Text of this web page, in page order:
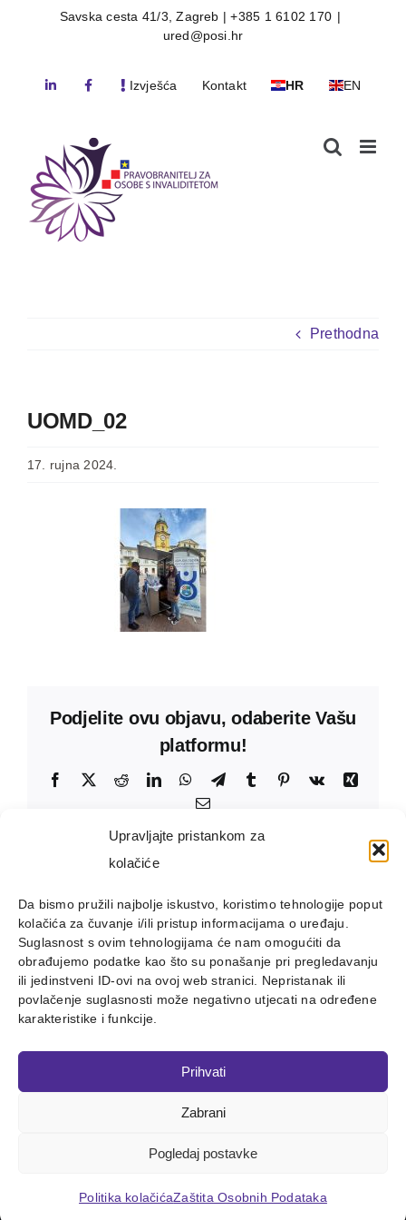
Upravljajte pristankom za
kolačiće
Da bismo pružili najbolje iskustvo, koristimo tehnologije poput
kolačića za čuvanje i/ili pristup informacijama o uređaju.
Suglasnost s ovim tehnologijama će nam omogućiti da
obrađujemo podatke kao što su ponašanje pri pregledavanju
ili jedinstveni ID-ovi na ovoj web stranici. Nepristanak ili
povlačenje suglasnosti može negativno utjecati na određene
karakteristike i funkcije.
Prihvati
Zabrani
Pogledaj postavke
Politika kolačićaZaštita Osobnih Podataka
Savska cesta 41/3, Zagreb | +385 1 6102 170 |
ured@posi.hr
Izvješća Kontakt HR EN
Prethodna
UOMD_02
17. rujna 2024.
Podjelite ovu objavu, odaberite Vašu
platformu!
Facebook
X RedditLinkedInWhatsApp
TelegramTumblr Pinterest
Vk
Xing
Email:
| All Rights Reserved | Powered by
Facebook
X InstagramPinterest